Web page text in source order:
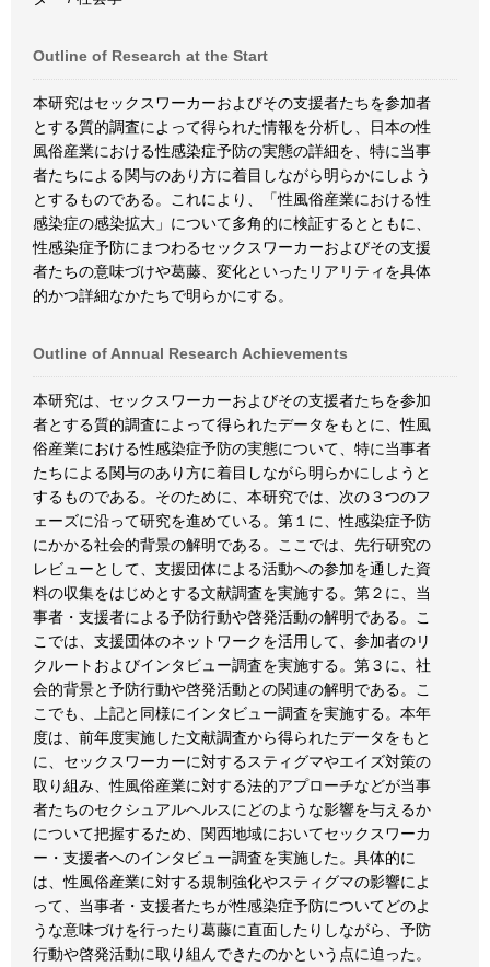
Outline of Research at the Start
本研究はセックスワーカーおよびその支援者たちを参加者
とする質的調査によって得られた情報を分析し、日本の性
風俗産業における性感染症予防の実態の詳細を、特に当事
者たちによる関与のあり方に着目しながら明らかにしよう
とするものである。これにより、「性風俗産業における性
感染症の感染拡大」について多角的に検証するとともに、
性感染症予防にまつわるセックスワーカーおよびその支援
者たちの意味づけや葛藤、変化といったリアリティを具体
的かつ詳細なかたちで明らかにする。
Outline of Annual Research Achievements
本研究は、セックスワーカーおよびその支援者たちを参加
者とする質的調査によって得られたデータをもとに、性風
俗産業における性感染症予防の実態について、特に当事者
たちによる関与のあり方に着目しながら明らかにしようと
するものである。そのために、本研究では、次の３つのフ
ェーズに沿って研究を進めている。第１に、性感染症予防
にかかる社会的背景の解明である。ここでは、先行研究の
レビューとして、支援団体による活動への参加を通した資
料の収集をはじめとする文献調査を実施する。第２に、当
事者・支援者による予防行動や啓発活動の解明である。こ
こでは、支援団体のネットワークを活用して、参加者のリ
クルートおよびインタビュー調査を実施する。第３に、社
会的背景と予防行動や啓発活動との関連の解明である。こ
こでも、上記と同様にインタビュー調査を実施する。本年
度は、前年度実施した文献調査から得られたデータをもと
に、セックスワーカーに対するスティグマやエイズ対策の
取り組み、性風俗産業に対する法的アプローチなどが当事
者たちのセクシュアルヘルスにどのような影響を与えるか
について把握するため、関西地域においてセックスワーカ
ー・支援者へのインタビュー調査を実施した。具体的に
は、性風俗産業に対する規制強化やスティグマの影響によ
って、当事者・支援者たちが性感染症予防についてどのよ
うな意味づけを行ったり葛藤に直面したりしながら、予防
行動や啓発活動に取り組んできたのかという点に迫った。